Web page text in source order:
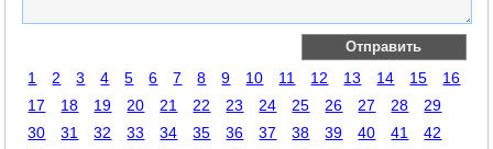
1 2 3 4 5 6 7 8 9 10 11 12 13 14 15
16
17
18 19 20 21 22 23 24 25 26 27 28
29
30
31 32 33 34 35 36 37 38 39 40 41
42